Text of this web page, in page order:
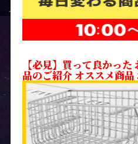
【必見】買って良かっ
品のご紹介 オススメ商